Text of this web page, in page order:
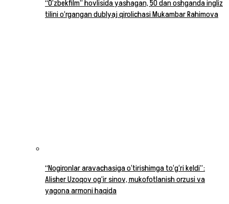
“O‘zbekfilm” hovlisida yashagan, 50 dan oshganda ingliz
tilini o‘rgangan dublyaj qirolichasi Mukambar Rahimova
“Nogironlar aravachasiga o‘tirishimga to‘g‘ri keldi”:
Alisher Uzoqov og‘ir sinov, mukofotlanish orzusi va
yagona armoni haqida